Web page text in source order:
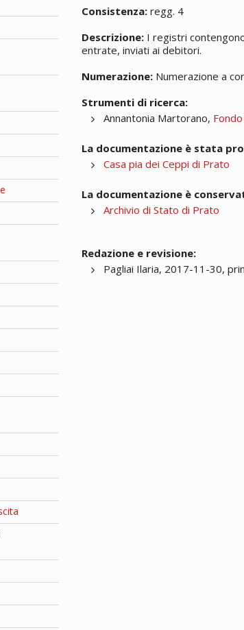
Consistenza: regg. 4
Descrizione: I registri
entrate, inviati ai debitori.
Numerazione: Numerazione a
Strumenti di ricerca:
Annantonia Martorano,
La documentazione è stata
Casa pia dei Ceppi di Prato
La documentazione è
Archivio di Stato di Prato
Redazione e revisione:
Pagliai Ilaria, 2017-11-30,